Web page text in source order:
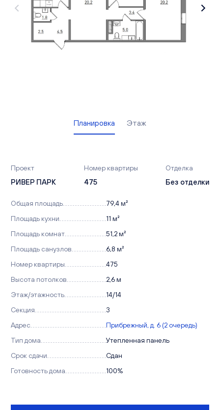
Вакансии
Офисы продаж
Контакты
Планировка Этаж
Проект
РИВЕР ПАРК
Номер квартиры
475
Отделка
Без отделки
Общая площадь
79,4 м²
Площадь кухни
11 м²
Площадь комнат
51,2 м²
Площадь санузлов
6,8 м²
Номер квартиры
475
Высота потолков
2,6 м
Этаж/этажность
14/14
Секция
3
Адрес
Прибрежный, д. 6 (2 очередь)
Тип дома
Утепленная панель
Срок сдачи
Сдан
Готовность дома
100%